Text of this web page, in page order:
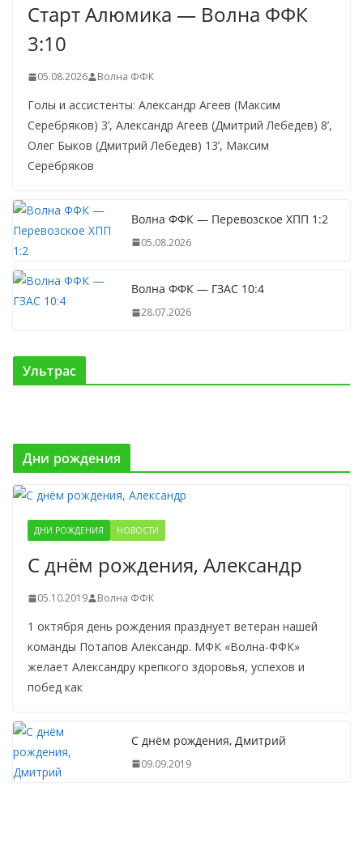
Старт Алюмика — Волна ФФК
3:10
05.08.2026 Волна ФФК
Голы и ассистенты: Александр Агеев (Максим
Серебряков) 3’, Александр Агеев (Дмитрий Лебедев) 8’,
Олег Быков (Дмитрий Лебедев) 13’, Максим
Серебряков
Волна ФФК — Перевозское ХПП 1:2
05.08.2026
Волна ФФК — ГЗАС 10:4
28.07.2026
Ультрас
Дни рождения
ДНИ РОЖДЕНИЯ НОВОСТИ
С днём рождения, Александр
05.10.2019 Волна ФФК
1 октября день рождения празднует ветеран нашей
команды Потапов Александр. МФК «Волна-ФФК»
желает Александру крепкого здоровья, успехов и
побед как
С днём рождения, Дмитрий
09.09.2019